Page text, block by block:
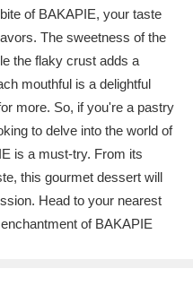
of BAKAPIE, your taste
The sweetness of the
the flaky crust adds a
mouthful is a delightful
more. So, if you're a pastry
to delve into the world of
is a must-try. From its
this gourmet dessert will
Head to your nearest
of BAKAPIE